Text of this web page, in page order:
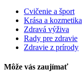
Cvičenie a šport
Krása a kozmetika
Zdravá výživa
Rady pre zdravie
Zdravie z prírody
Môže vás zaujímať